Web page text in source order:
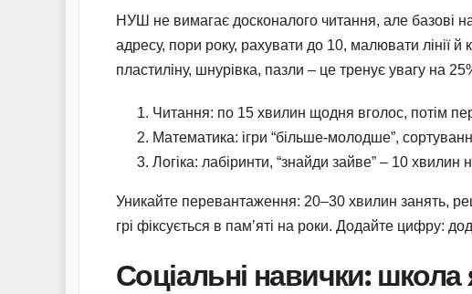
НУШ не вимагає досконалого читання, але базові
адресу, пори року, рахувати до 10, малювати лінії й
пластиліну, шнурівка, пазли – це тренує увагу на
Читання: по 15 хвилин щодня вголос, потім
Математика: ігри “більше-молодше”,
Логіка: лабіринти, “знайди зайве” – 10 хвилин
Уникайте перевантаження: 20–30 хвилин занять,
грі фіксується в пам’яті на роки. Додайте цифру:
Соціальні навички: